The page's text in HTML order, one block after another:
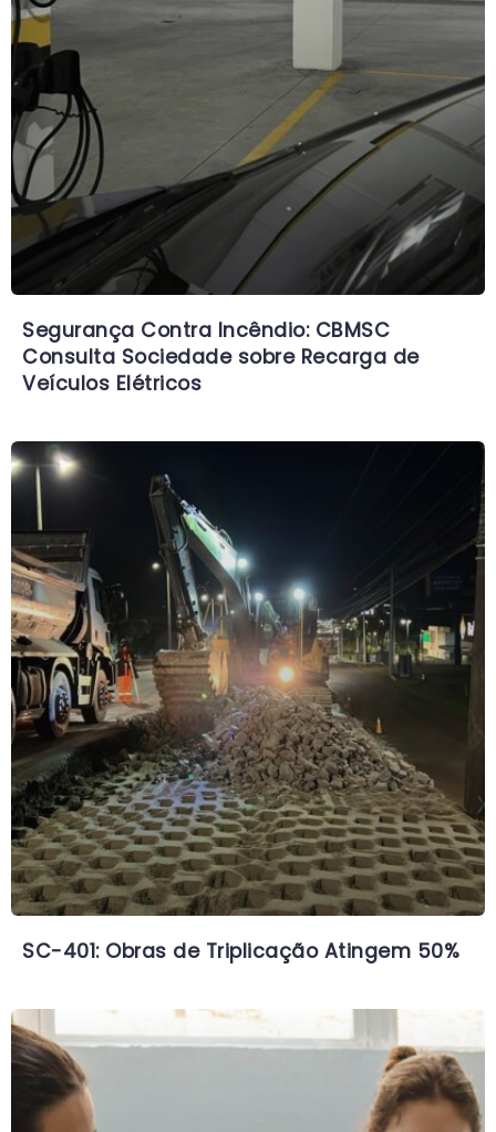
Segurança Contra Incêndio: CBMSC
Consulta Sociedade sobre Recarga de
Veículos Elétricos
SC-401: Obras de Triplicação Atingem 50%